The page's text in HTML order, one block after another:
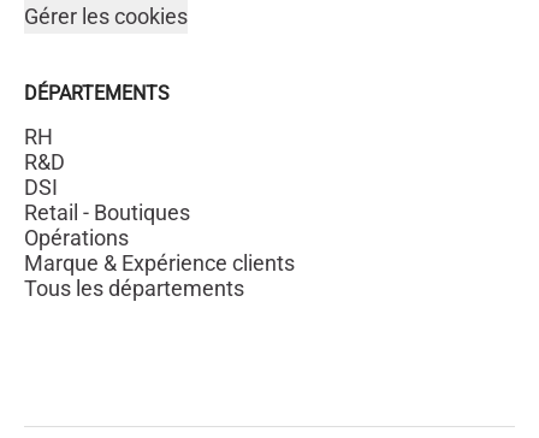
Gérer les cookies
DÉPARTEMENTS
RH
R&D
DSI
Retail - Boutiques
Opérations
Marque & Expérience clients
Tous les départements